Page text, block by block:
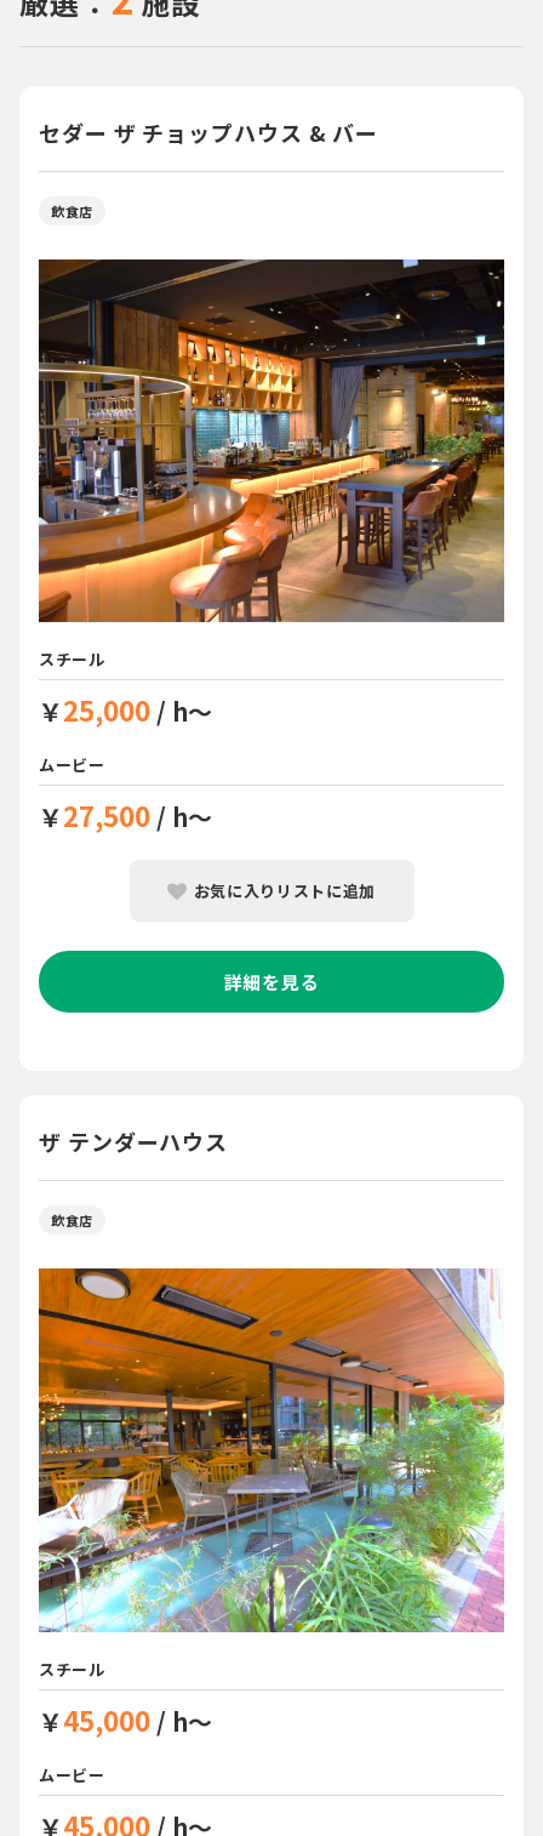
セダー ザ チョップハウス & バー
飲食店
スチール
￥25,000 / h～
ムービー
￥27,500 / h～
お気に入りリストに追加
詳細を見る
ザ テンダーハウス
飲食店
スチール
￥45,000 / h～
ムービー
￥45,000 / h～